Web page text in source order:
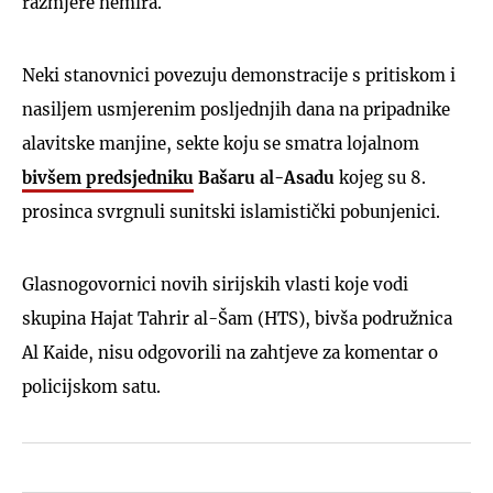
Neki stanovnici povezuju demonstracije s pritiskom i
nasiljem usmjerenim posljednjih dana na pripadnike
alavitske manjine, sekte koju se smatra lojalnom
bivšem predsjedniku Bašaru al-Asadu kojeg su 8.
prosinca svrgnuli sunitski islamistički pobunjenici.
Glasnogovornici novih sirijskih vlasti koje vodi
skupina Hajat Tahrir al-Šam (HTS), bivša podružnica
Al Kaide, nisu odgovorili na zahtjeve za komentar o
policijskom satu.